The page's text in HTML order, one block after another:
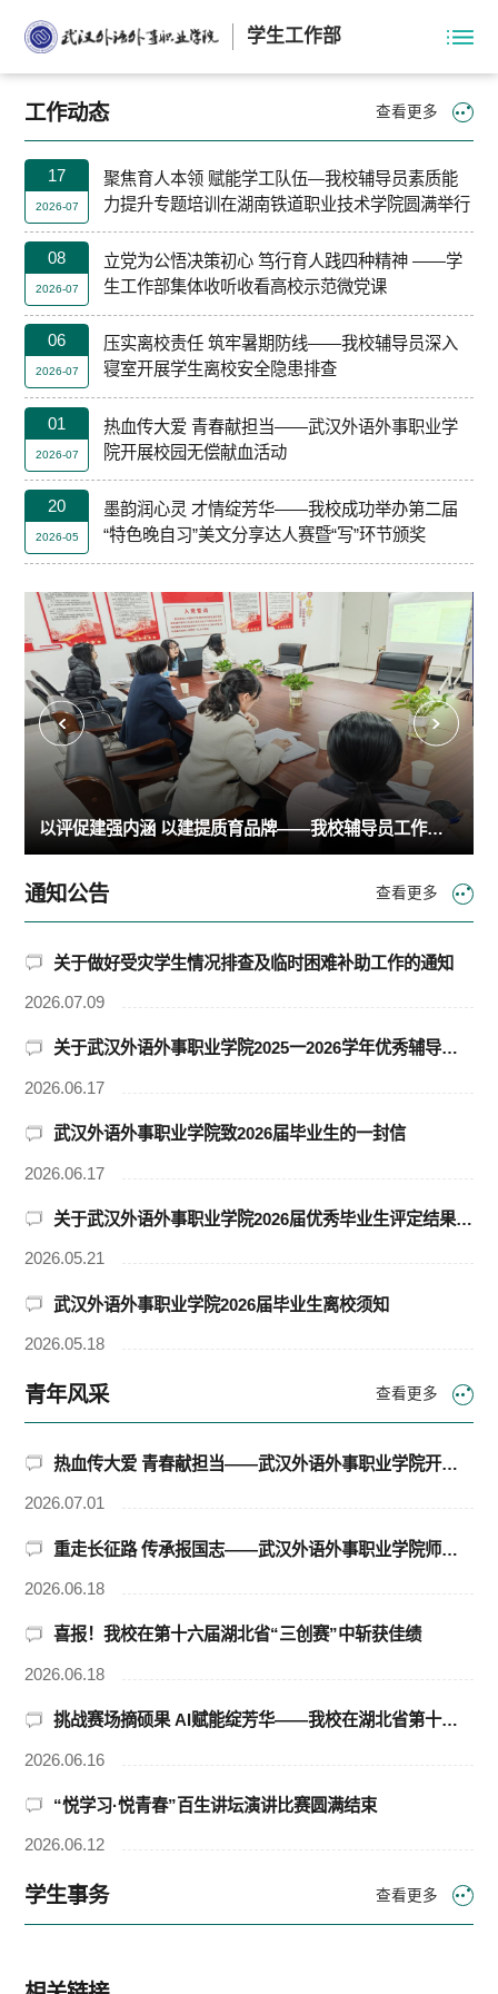
学生工作部
工作动态 查看更多
17
2026-07
聚焦育人本领 赋能学工队伍—我校辅导员素质能
力提升专题培训在湖南铁道职业技术学院圆满举行
08
2026-07
立党为公悟决策初心 笃行育人践四种精神 ——学
生工作部集体收听收看高校示范微党课
06
2026-07
压实离校责任 筑牢暑期防线——我校辅导员深入
寝室开展学生离校安全隐患排查
01
2026-07
热血传大爱 青春献担当——武汉外语外事职业学
院开展校园无偿献血活动
20
2026-05
墨韵润心灵 才情绽芳华——我校成功举办第二届
“特色晚自习”美文分享达人赛暨“写”环节颁奖
以评促建强内涵 以建提质育品牌——我校辅导员工作室第一阶段汇报答辩会顺利举行
通知公告 查看更多
关于做好受灾学生情况排查及临时困难补助工作的通知
2026.07.09
关于武汉外语外事职业学院2025一2026学年优秀辅导员评选结果的公示
2026.06.17
武汉外语外事职业学院致2026届毕业生的一封信
2026.06.17
关于武汉外语外事职业学院2026届优秀毕业生评定结果的公示
2026.05.21
武汉外语外事职业学院2026届毕业生离校须知
2026.05.18
青年风采 查看更多
热血传大爱 青春献担当——武汉外语外事职业学院开展校园无偿献血活动
2026.07.01
重走长征路 传承报国志——武汉外语外事职业学院师生赴洪湖瞿家湾开展红色研学活动
2026.06.18
喜报！我校在第十六届湖北省“三创赛”中斩获佳绩
2026.06.18
挑战赛场摘硕果 AI赋能绽芳华——我校在湖北省第十四届“挑战杯”大学生创业计划竞赛中再创佳绩
2026.06.16
“悦学习·悦青春”百生讲坛演讲比赛圆满结束
2026.06.12
学生事务 查看更多